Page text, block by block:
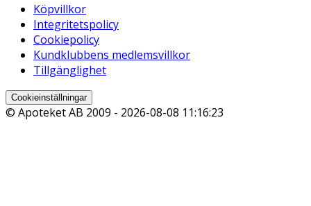
Köpvillkor
Integritetspolicy
Cookiepolicy
Kundklubbens medlemsvillkor
Tillgänglighet
Cookieinställningar
© Apoteket AB 2009 - 2026-08-08 11:16:23